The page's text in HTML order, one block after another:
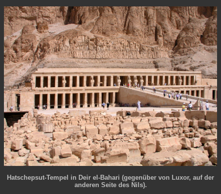
Hatschepsut-Tempel in Deir el-Bahari (gegenüber von Luxor, auf der
anderen Seite des Nils).